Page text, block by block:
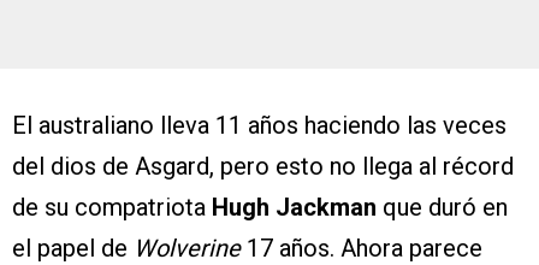
El australiano lleva 11 años haciendo las veces
del dios de Asgard, pero esto no llega al récord
de su compatriota Hugh Jackman que duró en
el papel de Wolverine17 años. Ahora parece